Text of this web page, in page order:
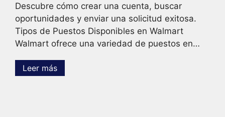
Descubre cómo crear una cuenta, buscar
oportunidades y enviar una solicitud exitosa.
Tipos de Puestos Disponibles en Walmart
Walmart ofrece una variedad de puestos en…
Leer más